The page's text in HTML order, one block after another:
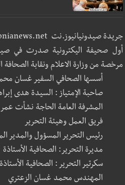
جريدة صيدونيانيوز.نت www.sidonianews.net
مرخصة من وزارة الاعلام ونقابة الصحافة
أسسها الصحافي السفير غسان محمود
صاحبة الإمتياز : السيدة هدى
المشرفة العامة الحاجة نشأت
فريق العمل وهيئة التحرير
رئيس التحرير المسؤول والمدير
مديرة التحرير: الصحافية
سكرتير التحرير : الصحافية
المهندس محمد غسان الزعتري